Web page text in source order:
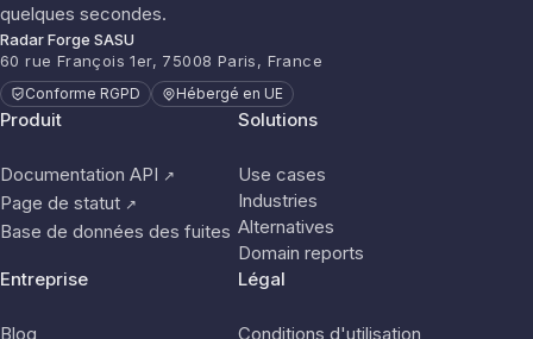
quelques secondes.
Radar Forge SASU
60 rue François 1er, 75008 Paris, France
Conforme RGPD Hébergé en UE
Produit
Documentation API ↗
Page de statut ↗
Base de données des fuites
Solutions
Use cases
Industries
Alternatives
Domain reports
Entreprise
Blog
Légal
Conditions d'utilisation